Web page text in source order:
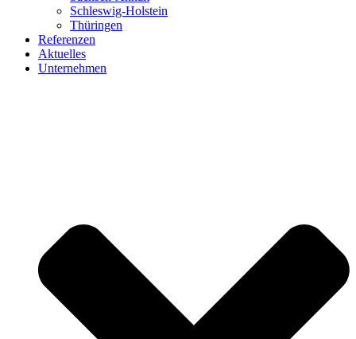
Schleswig-Holstein
Thüringen
Referenzen
Aktuelles
Unternehmen